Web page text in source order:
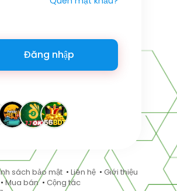
Đăng nhập
sách bảo mật• Liên hệ• Giới thiệu
•Mua bán• Cộng tác